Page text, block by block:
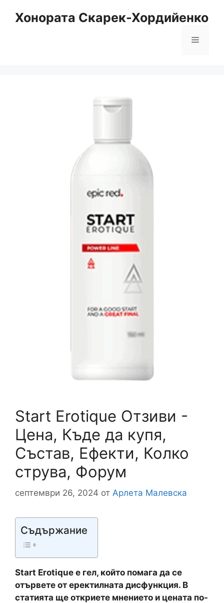
съдържанието
Хонората Скарек-Хордийенко
Меню
Start Erotique Отзиви -
Цена, Къде да купя,
Състав, Ефекти, Колко
струва, Форум
септември 26, 2024 от Арлета Малевска
Съдържание
Start Erotique е гел, който помага да се
отървете от еректилната дисфункция. В
статията ще откриете мнението и цената по-